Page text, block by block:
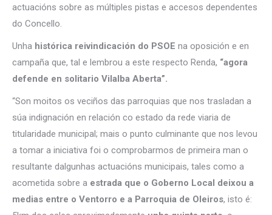
actuacións sobre as múltiples pistas e accesos dependentes
do Concello.
Unha histórica reivindicación do PSOE na oposición e en
campaña que, tal e lembrou a este respecto Renda, “agora
defende en solitario Vilalba Aberta”.
“Son moitos os veciños das parroquias que nos trasladan a
súa indignación en relación co estado da rede viaria de
titularidade municipal; mais o punto culminante que nos levou
a tomar a iniciativa foi o comprobarmos de primeira man o
resultante dalgunhas actuacións municipais, tales como a
acometida sobre a estrada que o Goberno Local deixou a
medias entre o Ventorro e a Parroquia de Oleiros, isto é: